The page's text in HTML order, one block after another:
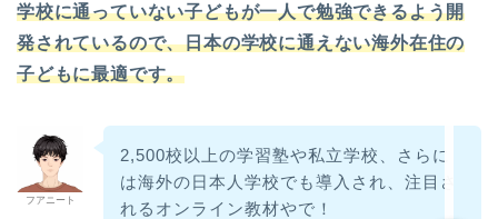
学校に通っていない子どもが一人で勉強できるよう開
発されているので、日本の学校に通えない海外在住の
子どもに最適です。
フアニート
2,500校以上の学習塾や私立学校、さらに
は海外の日本人学校でも導入され、注目さ
れるオンライン教材やで！
お問い合わせ
広告掲載・スポンサー募集